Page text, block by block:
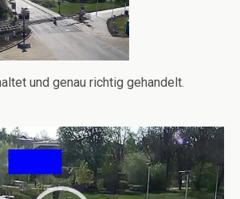
und genau richtig gehandelt.